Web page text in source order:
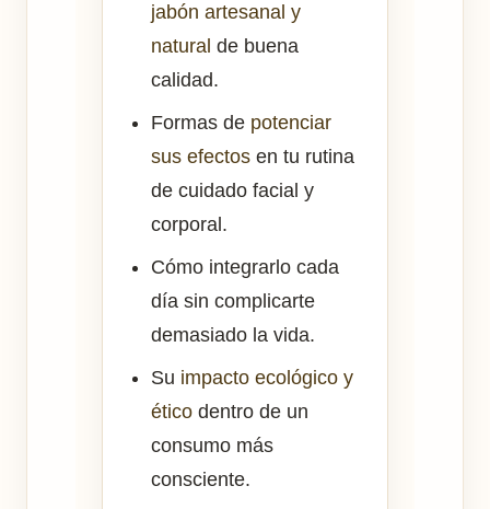
jabón artesanal y
natural de buena
calidad.
Formas de potenciar
sus efectos en tu rutina
de cuidado facial y
corporal.
Cómo integrarlo cada
día sin complicarte
demasiado la vida.
Su impacto ecológico y
ético dentro de un
consumo más
consciente.